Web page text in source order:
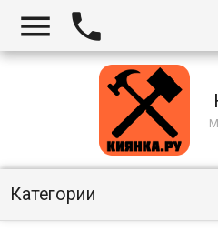
 
Категории